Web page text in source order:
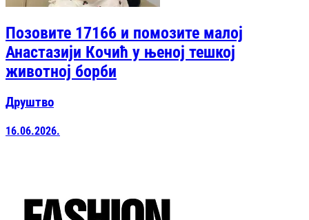
Позовите 17166 и помозите малој
Анастазији Кочић у њеној тешкој
животној борби
Друштво
16.06.2026.